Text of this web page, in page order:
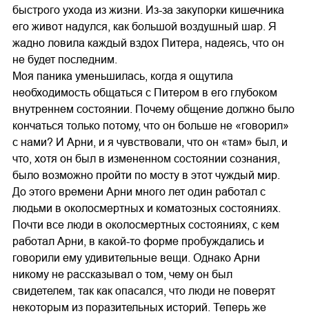
быстрого ухода из жизни. Из-за закупорки кишечника
его живот надулся, как большой воздушный шар. Я
жадно ловила каждый вздох Питера, надеясь, что он
не будет последним.
Моя паника уменьшилась, когда я ощутила
необходимость общаться с Питером в его глубоком
внутреннем состоянии. Почему общение должно было
кончаться только потому, что он больше не «говорил»
с нами? И Арни, и я чувствовали, что он «там» был, и
что, хотя он был в измененном состоянии сознания,
было возможно пройти по мосту в этот чуждый мир.
До этого времени Арни много лет один работал с
людьми в околосмертных и коматозных состояниях.
Почти все люди в околосмертных состояниях, с кем
работал Арни, в какой-то форме пробуждались и
говорили ему удивительные вещи. Однако Арни
никому не рассказывал о том, чему он был
свидетелем, так как опасался, что люди не поверят
некоторым из поразительных историй. Теперь же